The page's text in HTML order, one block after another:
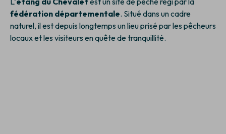
fédération départementale. Situé dans un cadre
naturel, il est depuis longtemps un lieu prisé par les pêcheurs
locaux et les visiteurs en quête de tranquillité.